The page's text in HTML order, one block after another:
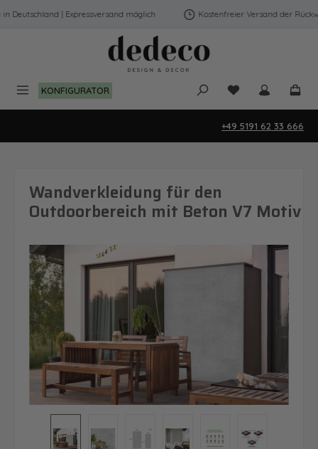
Zum Hauptinhalt springen
| Expressversand möglich Kostenfreier Versand der
KONFIGURATOR Du hast 0
+49 5191 62 33 666
Wandverkleidung für den
Outdoorbereich mit Beton V7 Motiv
Bildergalerie überspringen